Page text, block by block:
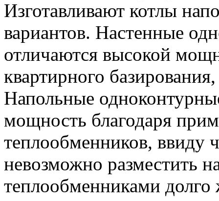
Изготавливают котлы
вариантов. Настенные
отличаются высокой
квартирного
Напольные
мощность благодаря
теплообменников, ввиду
невозможно разместить
теплообменниками